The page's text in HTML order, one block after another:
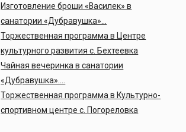
Изготовление броши «Василек» в
санатории «Дубравушка»…
Торжественная программа в Центре
культурного развития с. Бехтеевка
Чайная вечеринка в санатории
«Дубравушка»….
Торжественная программа в Культурно-
спортивном центре с. Погореловка